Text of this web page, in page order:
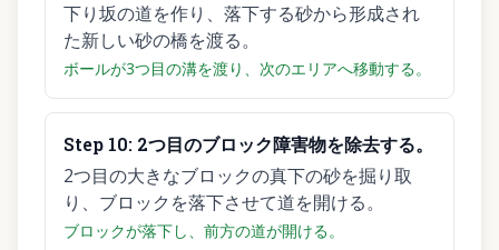
下り坂の道を作り、落下する砂から形成され
た新しい砂の橋を渡る。
ボールが3つ目の溝を渡り、次のエリアへ移動する。
Step 10: 2つ目のブロック障害物を除去する。
2つ目の大きなブロックの真下の砂を掘り取
り、ブロックを落下させて道を開ける。
ブロックが落下し、前方の道が開ける。